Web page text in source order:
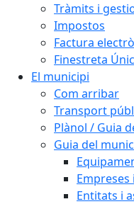
Tràmits i
Impostos
Factura
Finestreta
El municipi
Com arribar
Transport
Plànol / Guia
Guia del
Entitats i